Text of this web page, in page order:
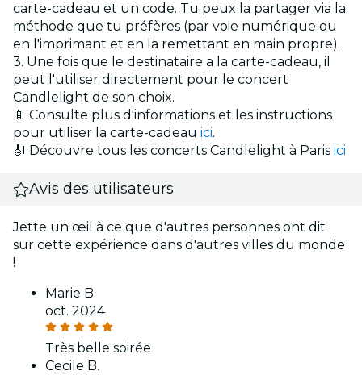
carte-cadeau et un code. Tu peux la partager via la
méthode que tu préfères (par voie numérique ou
en l'imprimant et en la remettant en main propre).
3. Une fois que le destinataire a la carte-cadeau, il
peut l'utiliser directement pour le concert
Candlelight de son choix.
📱 Consulte plus d'informations et les instructions
pour utiliser la carte-cadeau ici.
🎻 Découvre tous les concerts Candlelight à Paris ici
Avis des utilisateurs
Jette un œil à ce que d'autres personnes ont dit
sur cette expérience dans d'autres villes du monde
!
Marie B.
oct. 2024
Très belle soirée
Cecile B.